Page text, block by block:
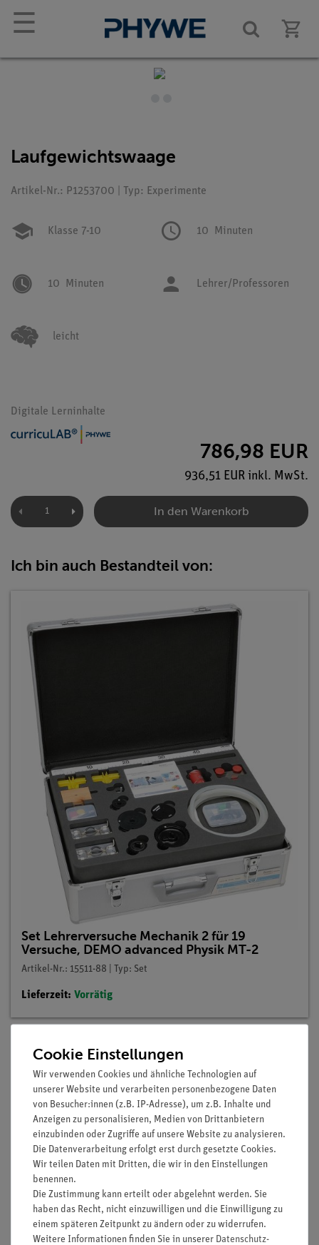
☰
Laufgewichtswaage
Artikel-Nr.: P1253700 | Typ: Experimente
Klasse 7-10 10 Minuten
10 Minuten Lehrer/Professoren
leicht
Digitale Lerninhalte
786,98 EUR
936,51 EUR inkl. MwSt.
In den Warenkorb
Ich bin auch Bestandteil von:
Set Lehrerversuche Mechanik 2 für 19
Versuche, DEMO advanced Physik MT-2
Artikel-Nr.: 15511-88 | Typ: Set
Lieferzeit: Vorrätig
Beschreibung
Ein Modell einer Laufgewichtswaage soll gebaut und zur
Bestimmung der Masse von Körpern eingesetzt werden.
Vorteile
Optimiert für Demonstrationsversuche: Von der
Cookie Einstellungen
Wir verwenden Cookies und ähnliche Technologien auf
unserer Website und verarbeiten personenbezogene Daten
von Besucher:innen (z.B. IP-Adresse), um z.B. Inhalte und
Anzeigen zu personalisieren, Medien von Drittanbietern
einzubinden oder Zugriffe auf unsere Website zu analysieren.
Die Datenverarbeitung erfolgt erst durch gesetzte Cookies.
Wir teilen Daten mit Dritten, die wir in den Einstellungen
benennen.
Die Zustimmung kann erteilt oder abgelehnt werden. Sie
haben das Recht, nicht einzuwilligen und die Einwilligung zu
einem späteren Zeitpunkt zu ändern oder zu widerrufen.
Weitere Informationen finden Sie in unserer Daten­schutz­